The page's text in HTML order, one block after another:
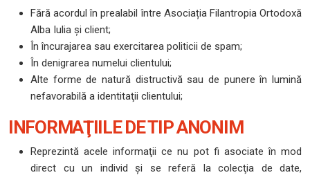
Fără acordul în prealabil între Asociația Filantropia Ortodoxă
Alba Iulia şi client;
În încurajarea sau exercitarea politicii de spam;
În denigrarea numelui clientului;
Alte forme de natură distructivă sau de punere în lumină
nefavorabilă a identitaţii clientului;
INFORMAŢIILE DE TIP ANONIM
Reprezintă acele informaţii ce nu pot fi asociate în mod
direct cu un individ şi se referă la colecţia de date,